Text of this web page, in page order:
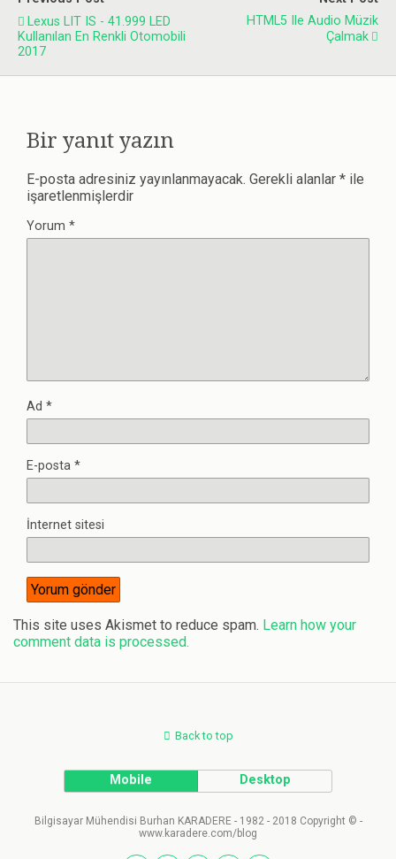
Lexus LIT IS - 41.999 LED
Kullanılan En Renkli Otomobili
2017
HTML5 Ile Audio Müzik
Çalmak
Bir yanıt yazın
E-posta adresiniz yayınlanmayacak. Gerekli alanlar * ile
işaretlenmişlerdir
Yorum *
Ad *
E-posta *
İnternet sitesi
This site uses Akismet to reduce spam. Learn how your
comment data is processed.
Back to top
Mobile Desktop
Bilgisayar Mühendisi Burhan KARADERE - 1982 - 2018 Copyright © -
www.karadere.com/blog